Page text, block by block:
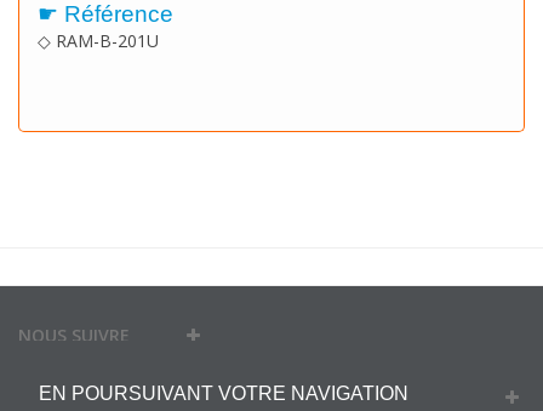
EN POURSUIVANT VOTRE NAVIGATION
☛ Référence
◇ RAM-B-201U
NOUS SUIVRE
MON COMPTE